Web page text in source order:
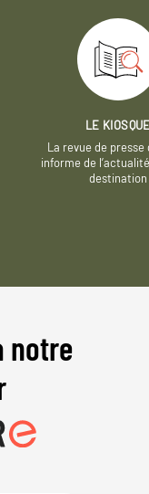
LE
La revue de presse
informe de
destination
notre